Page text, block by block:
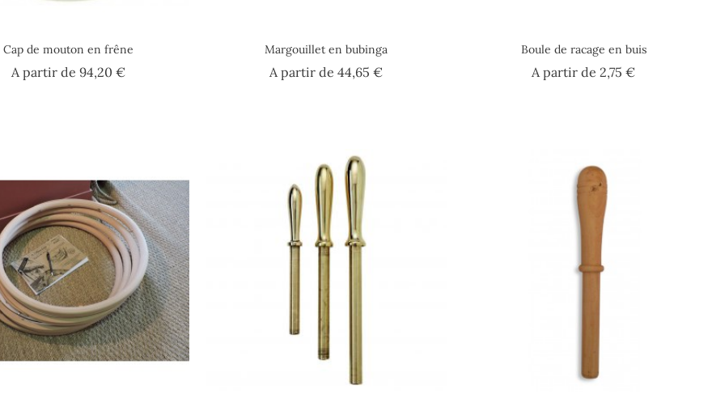
Cap de mouton en frêne
A partir de 94,20 €Prix
Margouillet en bubinga
A partir de 44,65 €Prix
Boule de racage en buis
A partir de 2,75 €Prix